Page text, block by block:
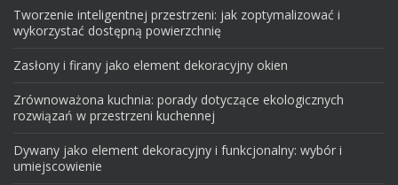
Tworzenie inteligentnej przestrzeni: jak zoptymalizować i
wykorzystać dostępną powierzchnię
Zasłony i firany jako element dekoracyjny okien
Zrównoważona kuchnia: porady dotyczące ekologicznych
rozwiązań w przestrzeni kuchennej
Dywany jako element dekoracyjny i funkcjonalny: wybór i
umiejscowienie